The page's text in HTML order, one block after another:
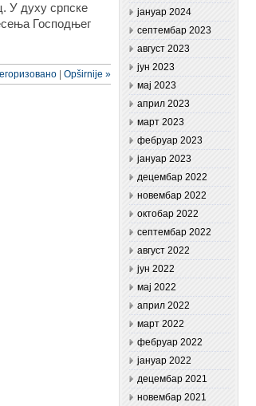
У духу српске
Господњег
Opširnije »
јануар 2024
септембар 2023
август 2023
јун 2023
мај 2023
април 2023
март 2023
фебруар 2023
јануар 2023
децембар 2022
новембар 2022
октобар 2022
септембар 2022
август 2022
јун 2022
мај 2022
април 2022
март 2022
фебруар 2022
јануар 2022
децембар 2021
новембар 2021